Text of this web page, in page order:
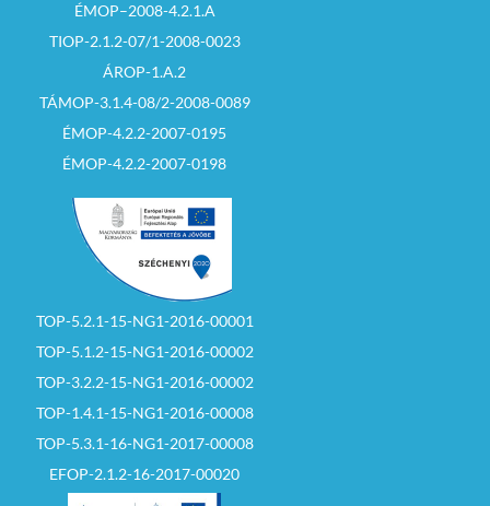
– biztosíték letétbe
helyezésének
igazolását
– legalább az induló
ár erejéig szóló
fedezetigazolást
esetén a közokiratba,
vagy közjegyző által
hitelesített teljes
bizonyító erejű
magánokiratba
maghatalmazást.
ajánlattevők
figyelmét, hogy az
árverési hirdetmény
feltételeinek
ÉMOP–2008-4.2.1.A
TIOP-2.1.2-07/1-2008-0023
ÁROP-1.A.2
TÁMOP-3.1.4-08/2-2008-0089
ÉMOP-4.2.2-2007-0195
ÉMOP-4.2.2-2007-0198
TOP-5.2.1-15-NG1-2016-00001
TOP-5.1.2-15-NG1-2016-00002
TOP-3.2.2-15-NG1-2016-00002
TOP-1.4.1-15-NG1-2016-00008
TOP-5.3.1-16-NG1-2017-00008
EFOP-2.1.2-16-2017-00020